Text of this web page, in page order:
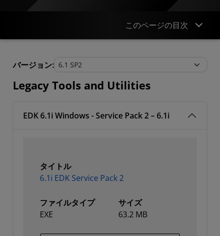
このページの目次
Legacy Tools and Utilities
バージョン:
Legacy Tools and Utilities
EDK 6.1i Windows - Service Pack 2 – 6.1i
タイトル
6.1i EDK Service Pack 2
ファイルタイプ
EXE
サイズ
63.2 MB